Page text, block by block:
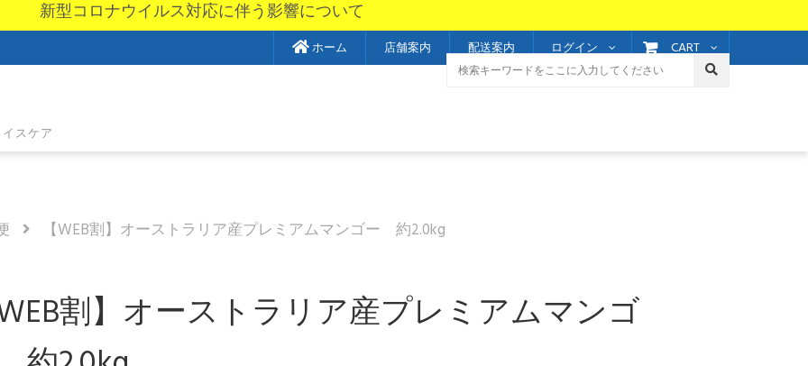
新型コロナウイルス対応に伴う影響について
CART
ログイン
ホーム 店舗案内 配送案内
スケア
【WEB割】オーストラリア産プレミアムマンゴー 約2.0kg
割】オーストラリア産プレミアムマンゴ